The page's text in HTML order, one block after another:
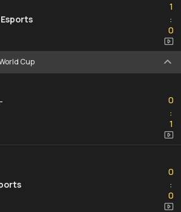
1
:0
0
Cup
-
0
:1
1
0
:0
0